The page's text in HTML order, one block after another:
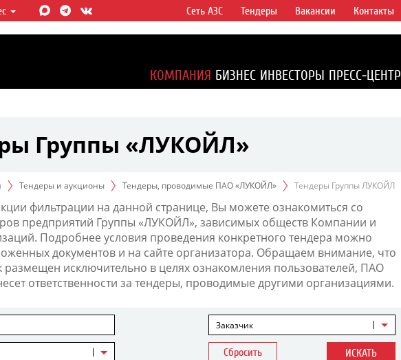
из крупнейших вертикально
нефтегазовых компаний в
приходится более 2%
нефти и около 1% доказанных
Сеть АЗС Тендеры Вакансии Контакты
КОМПАНИЯ БИЗНЕС ИНВЕСТОРЫ ПРЕСС-ЦЕНТР
Группы «ЛУКОЙЛ»
Тендеры и аукционы Тендеры, проводимые ПАО «ЛУКОЙЛ» Тендеры Группы ЛУКОЙЛ
фильтрации на данной странице, Вы можете ознакомиться со
предприятий Группы «ЛУКОЙЛ», зависимых обществ Компании и
Подробнее условия проведения конкретного тендера можно
документов и на сайте организатора. Обращаем внимание, что
размещен исключительно в целях ознакомления пользователей, ПАО
ответственности за тендеры, проводимые другими организациями.
Заказчик
Сбросить ИСКАТЬ